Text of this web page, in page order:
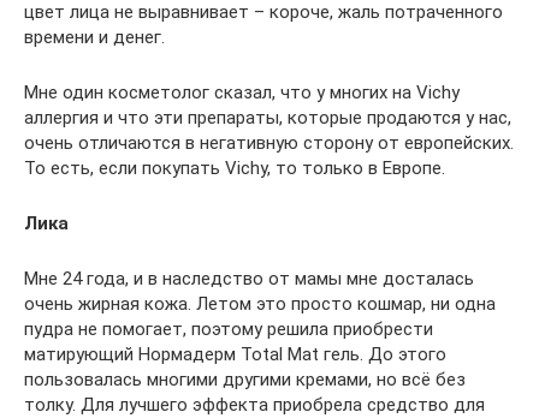
цвет лица не выравнивает – короче, жаль потраченного
времени и денег.
Мне один косметолог сказал, что у многих на Vichy
аллергия и что эти препараты, которые продаются у нас,
очень отличаются в негативную сторону от европейских.
То есть, если покупать Vichy, то только в Европе.
Лика
Мне 24 года, и в наследство от мамы мне досталась
очень жирная кожа. Летом это просто кошмар, ни одна
пудра не помогает, поэтому решила приобрести
матирующий Нормадерм Total Mat гель. До этого
пользовалась многими другими кремами, но всё без
толку. Для лучшего эффекта приобрела средство для